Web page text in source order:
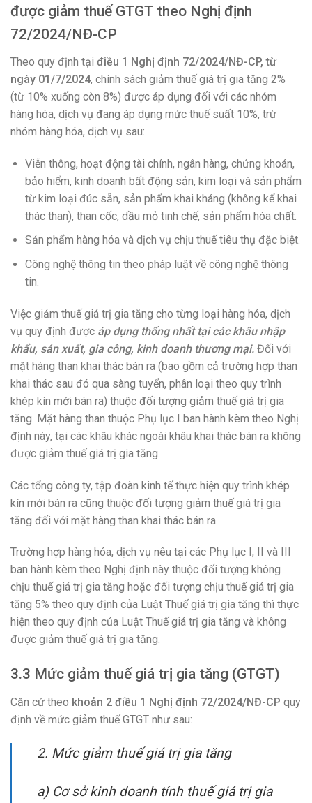
được giảm thuế GTGT theo Nghị định
72/2024/NĐ-CP
Theo quy định tại điều 1 Nghị định 72/2024/NĐ-CP, từ
ngày 01/7/2024, chính sách giảm thuế giá trị gia tăng 2%
(từ 10% xuống còn 8%) được áp dụng đối với các nhóm
hàng hóa, dịch vụ đang áp dụng mức thuế suất 10%, trừ
nhóm hàng hóa, dịch vụ sau:
Viễn thông, hoạt động tài chính, ngân hàng, chứng khoán,
bảo hiểm, kinh doanh bất động sản, kim loại và sản phẩm
từ kim loại đúc sẵn, sản phẩm khai kháng (không kể khai
thác than), than cốc, dầu mỏ tinh chế, sản phẩm hóa chất.
Sản phẩm hàng hóa và dịch vụ chịu thuế tiêu thụ đặc biệt.
Công nghệ thông tin theo pháp luật về công nghệ thông
tin.
Việc giảm thuế giá trị gia tăng cho từng loại hàng hóa, dịch
vụ quy định được áp dụng thống nhất tại các khâu nhập
khẩu, sản xuất, gia công, kinh doanh thương mại. Đối với
mặt hàng than khai thác bán ra (bao gồm cả trường hợp than
khai thác sau đó qua sàng tuyển, phân loại theo quy trình
khép kín mới bán ra) thuộc đối tượng giảm thuế giá trị gia
tăng. Mặt hàng than thuộc Phụ lục I ban hành kèm theo Nghị
định này, tại các khâu khác ngoài khâu khai thác bán ra không
được giảm thuế giá trị gia tăng.
Các tổng công ty, tập đoàn kinh tế thực hiện quy trình khép
kín mới bán ra cũng thuộc đối tượng giảm thuế giá trị gia
tăng đối với mặt hàng than khai thác bán ra.
Trường hợp hàng hóa, dịch vụ nêu tại các Phụ lục I, II và III
ban hành kèm theo Nghị định này thuộc đối tượng không
chịu thuế giá trị gia tăng hoặc đối tượng chịu thuế giá trị gia
tăng 5% theo quy định của Luật Thuế giá trị gia tăng thì thực
hiện theo quy định của Luật Thuế giá trị gia tăng và không
được giảm thuế giá trị gia tăng.
3.3 Mức giảm thuế giá trị gia tăng (GTGT)
Căn cứ theo khoản 2 điều 1 Nghị định 72/2024/NĐ-CP quy
định về mức giảm thuế GTGT như sau:
2. Mức giảm thuế giá trị gia tăng
a) Cơ sở kinh doanh tính thuế giá trị gia